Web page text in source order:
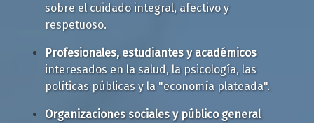
sobre el cuidado integral, afectivo y
respetuoso.
Profesionales, estudiantes y académicos
interesados en la salud, la psicología, las
políticas públicas y la "economía plateada".
Organizaciones sociales y público general